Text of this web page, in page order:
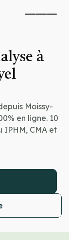
à
Moissy-
en ligne. 10
IPHM, CMA et